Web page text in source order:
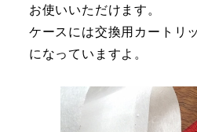
お使いいただけます。
ケースには交換用カートリ
になっていますよ。